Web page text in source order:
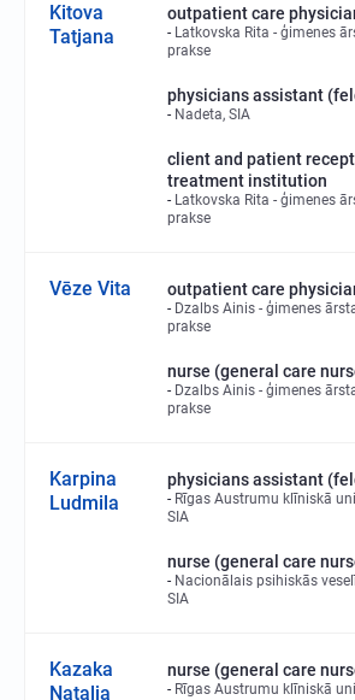
Kitova
Tatjana
outpatient care
Latkovska Rita - ģimenes
prakse
physicians assistant
Nadeta, SIA
client and patient
treatment institution
Latkovska Rita - ģimenes
prakse
Vēze Vita outpatient care
Dzalbs Ainis - ģimenes
prakse
nurse (general care
Dzalbs Ainis - ģimenes
prakse
Karpina
Ludmila
physicians assistant
Rīgas Austrumu klīniskā
SIA
nurse (general care
Nacionālais psihiskās
SIA
Kazaka
Nataļja
nurse (general care
Rīgas Austrumu klīniskā